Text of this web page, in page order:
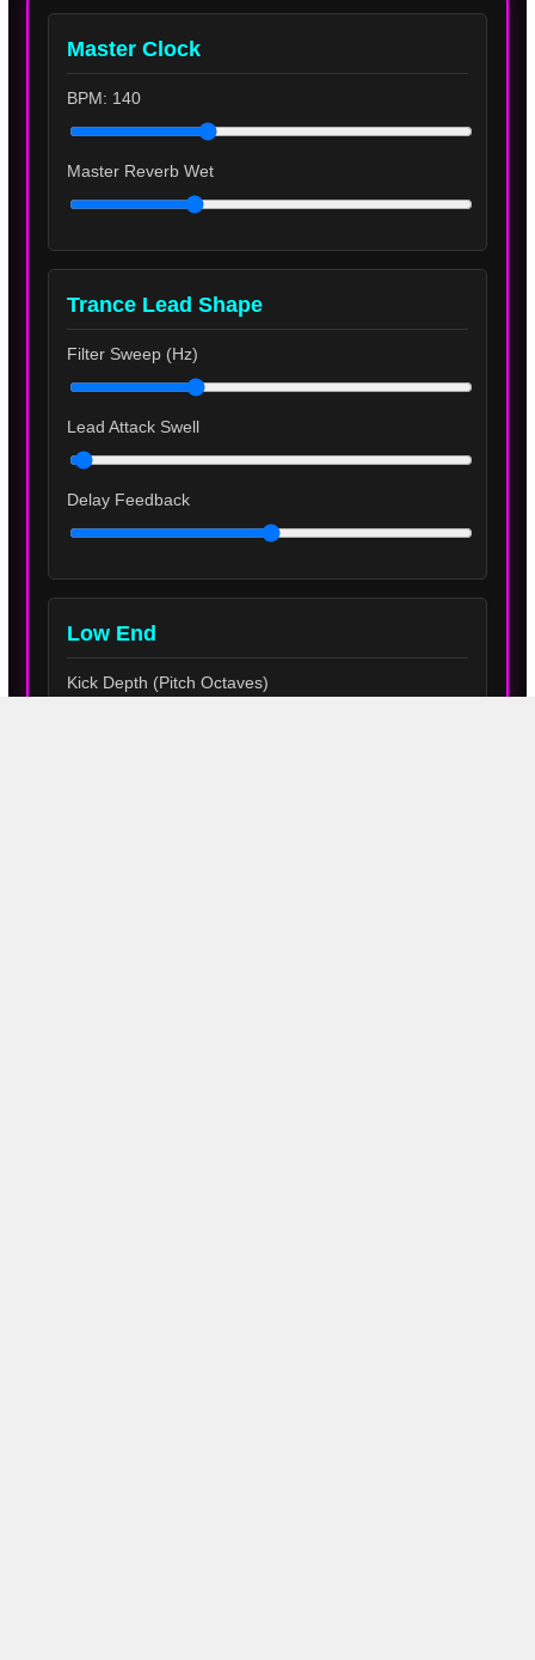
Master Clock
BPM: 140
Master Reverb Wet
Trance Lead Shape
Filter Sweep (Hz)
Lead Attack Swell
Delay Feedback
Low End
Kick Depth (Pitch Octaves)